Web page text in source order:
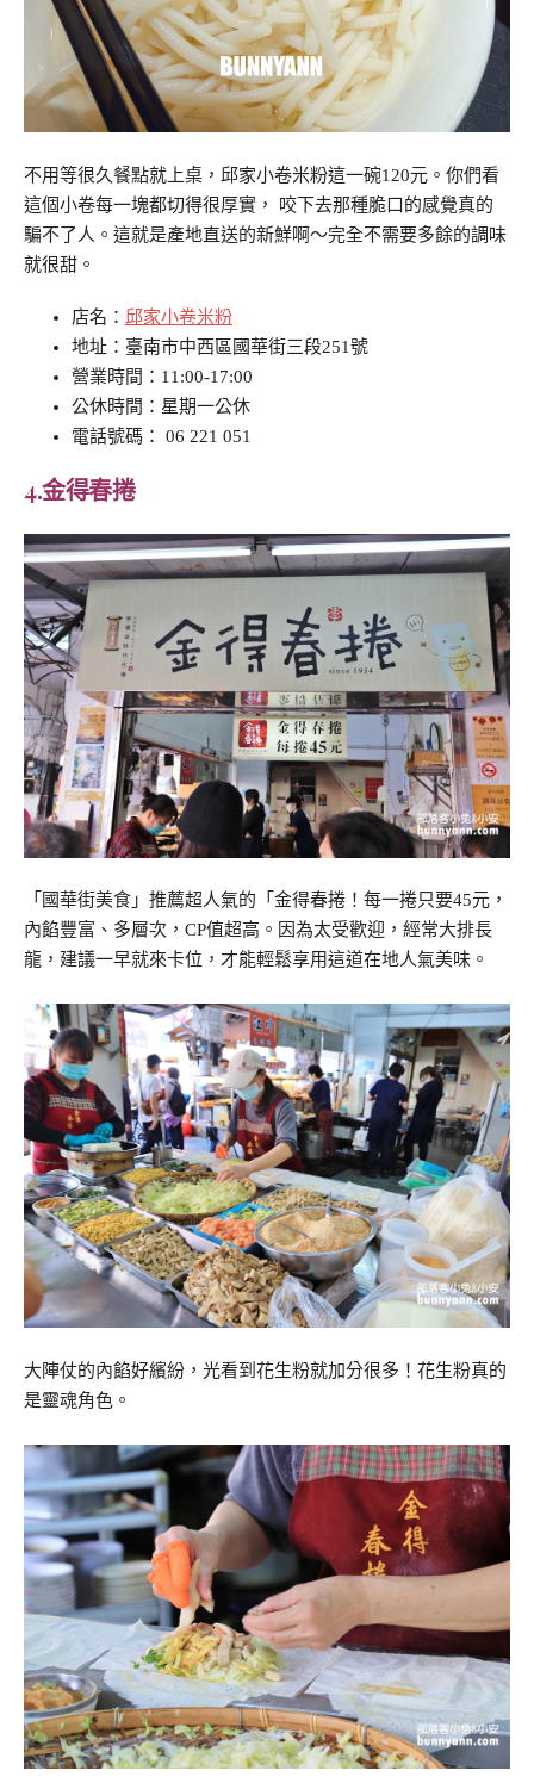
不用等很久餐點就上桌，邱家小卷米粉這一碗120元。你們看
這個小卷每一塊都切得很厚實， 咬下去那種脆口的感覺真的
騙不了人。這就是產地直送的新鮮啊～完全不需要多餘的調味
就很甜。
店名： 邱家小卷米粉
地址：臺南市中西區國華街三段251號
營業時間：11:00-17:00
公休時間：星期一公休
電話號碼： 06 221 051
4.金得春捲
「國華街美食」推薦超人氣的「金得春捲！每一捲只要45元，
內餡豐富、多層次，CP值超高。因為太受歡迎，經常大排長
龍，建議一早就來卡位，才能輕鬆享用這道在地人氣美味。
大陣仗的內餡好繽紛，光看到花生粉就加分很多！花生粉真的
是靈魂角色。